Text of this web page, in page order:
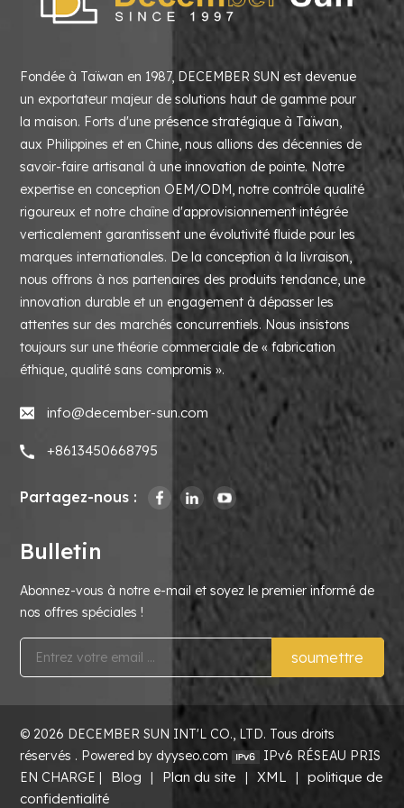
Fondée à Taïwan en 1987, DECEMBER SUN est devenue
un exportateur majeur de solutions haut de gamme pour
la maison. Forts d'une présence stratégique à Taïwan,
aux Philippines et en Chine, nous allions des décennies de
savoir-faire artisanal à une innovation de pointe. Notre
expertise en conception OEM/ODM, notre contrôle qualité
rigoureux et notre chaîne d'approvisionnement intégrée
verticalement garantissent une évolutivité fluide pour les
marques internationales. De la conception à la livraison,
nous offrons à nos partenaires des produits tendance, une
innovation durable et un engagement à dépasser les
attentes sur des marchés concurrentiels. Nous insistons
toujours sur une théorie commerciale de « fabrication
éthique, qualité sans compromis ».
info@december-sun.com
+8613450668795
Partagez-nous :
Bulletin
Abonnez-vous à notre e-mail et soyez le premier informé de
nos offres spéciales !
soumettre
© 2026 DECEMBER SUN INT'L CO., LTD. Tous droits
réservés . Powered by dyyseo.com
IPv6 RÉSEAU PRIS
EN CHARGE |
Blog | Plan du site | XML |
politique de
confidentialité